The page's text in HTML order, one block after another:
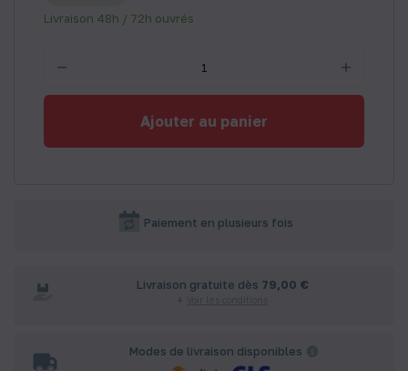
Livraison 48h / 72h ouvrés
Ajouter au panier
Paiement en plusieurs fois
Livraison gratuite dès 79,00 €
Modes de livraison disponibles